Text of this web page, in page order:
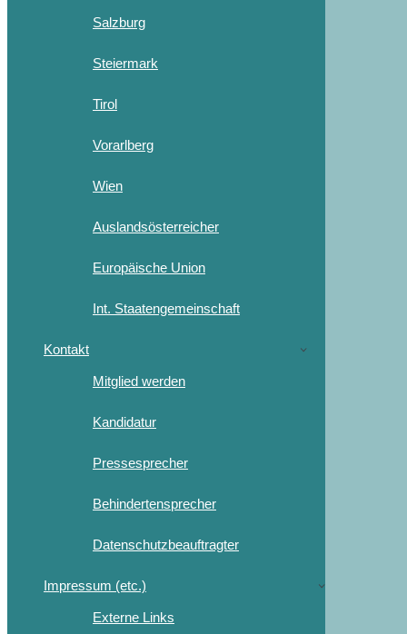
Salzburg
Steiermark
Tirol
Vorarlberg
Wien
Auslandsösterreicher
Europäische Union
Int. Staatengemeinschaft
Kontakt
Mitglied werden
Kandidatur
Pressesprecher
Behindertensprecher
Datenschutzbeauftragter
Impressum (etc.)
Externe Links